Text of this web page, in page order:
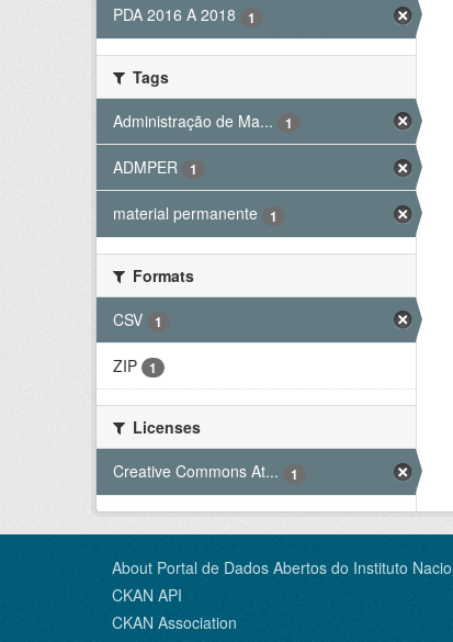
PDA 2016 A 2018
1
Tags
Administração de Ma...
1
ADMPER 1
material permanente 1
Formats
CSV
1
ZIP 1
Licenses
Creative Commons At...
1
About Portal de Dados Abertos do Instituto
CKAN API
CKAN Association